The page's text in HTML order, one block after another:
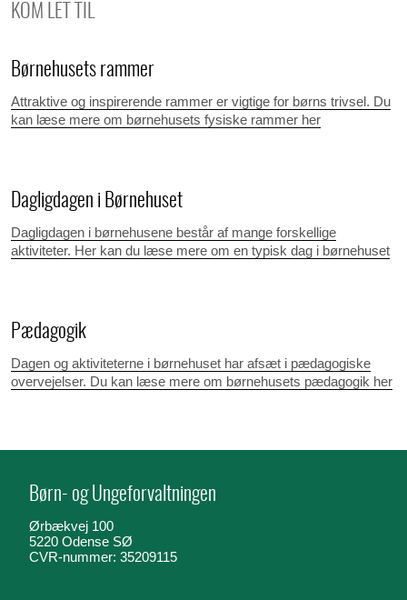
KOM LET TIL
Børnehusets rammer
Attraktive og inspirerende rammer er vigtige for børns trivsel. Du
kan læse mere om børnehusets fysiske rammer her
Dagligdagen i Børnehuset
Dagligdagen i børnehusene består af mange forskellige
aktiviteter. Her kan du læse mere om en typisk dag i børnehuset
Pædagogik
Dagen og aktiviteterne i børnehuset har afsæt i pædagogiske
overvejelser. Du kan læse mere om børnehusets pædagogik her
Børn- og Ungeforvaltningen
Ørbækvej 100
5220 Odense SØ
CVR-nummer: 35209115